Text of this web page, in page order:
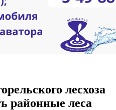
лесхоза
районные леса